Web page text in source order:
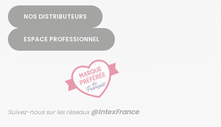
NOS DISTRIBUTEURS
ESPACE PROFESSIONNEL
Suivez-nous sur les réseaux@IntexFrance